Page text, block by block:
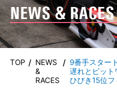
NEWS & RACES
TOP
NEWS
&
RACES
9番手スター
遅れとピッ
ひびき15位フ